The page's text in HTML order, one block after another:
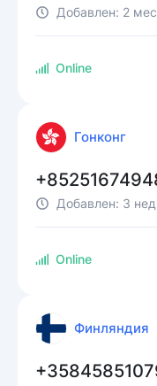
Добавлен: 2
Online
Гонконг
Добавлен: 3
Online
Финляндия